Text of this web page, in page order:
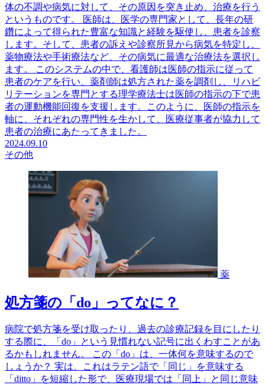
体の不調や病気に対して、その原因を突き止め、治療を行う
というものです。 医師は、医学の専門家として、長年の研
鑽によって得られた豊富な知識と経験を駆使し、患者を診察
します。そして、患者の訴えや診察所見から病気を特定し、
薬物療法や手術療法など、その病気に最適な治療法を選択し
ます。 このシステムの中で、看護師は医師の指示に従って
患者のケアを行い、薬剤師は処方された薬を調剤し、リハビ
リテーションを専門とする理学療法士は医師の指示の下で患
者の運動機能回復を支援します。このように、医師の指示を
軸に、それぞれの専門性を生かして、医療従事者が協力して
患者の治療にあたってきました。
2024.09.10
その他
薬
処方箋の「do」ってなに？
病院で処方箋を受け取ったり、過去の診療記録を目にしたり
する際に、「do」という見慣れない記号に出くわすことがあ
るかもしれません。 この「do」は、一体何を意味するので
しょうか？ 実は、これはラテン語で「同じ」を意味する
「ditto」を短縮した形で、医療現場では「同上」と同じ意味